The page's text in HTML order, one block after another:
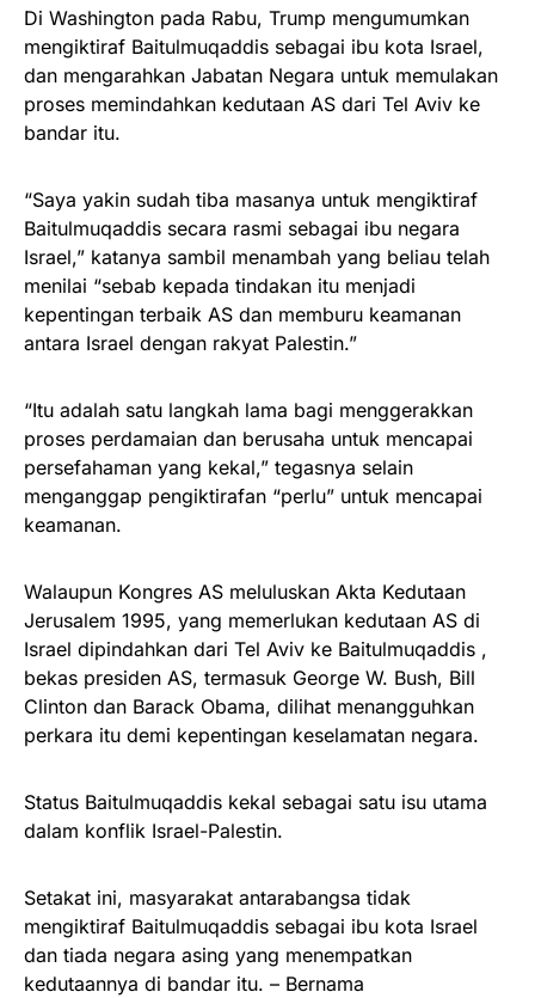
Di Washington pada Rabu, Trump mengumumkan
mengiktiraf Baitulmuqaddis sebagai ibu kota Israel,
dan mengarahkan Jabatan Negara untuk memulakan
proses memindahkan kedutaan AS dari Tel Aviv ke
bandar itu.
“Saya yakin sudah tiba masanya untuk mengiktiraf
Baitulmuqaddis secara rasmi sebagai ibu negara
Israel,” katanya sambil menambah yang beliau telah
menilai “sebab kepada tindakan itu menjadi
kepentingan terbaik AS dan memburu keamanan
antara Israel dengan rakyat Palestin.”
“Itu adalah satu langkah lama bagi menggerakkan
proses perdamaian dan berusaha untuk mencapai
persefahaman yang kekal,” tegasnya selain
menganggap pengiktirafan “perlu” untuk mencapai
keamanan.
Walaupun Kongres AS meluluskan Akta Kedutaan
Jerusalem 1995, yang memerlukan kedutaan AS di
Israel dipindahkan dari Tel Aviv ke Baitulmuqaddis ,
bekas presiden AS, termasuk George W. Bush, Bill
Clinton dan Barack Obama, dilihat menangguhkan
perkara itu demi kepentingan keselamatan negara.
Status Baitulmuqaddis kekal sebagai satu isu utama
dalam konflik Israel-Palestin.
Setakat ini, masyarakat antarabangsa tidak
mengiktiraf Baitulmuqaddis sebagai ibu kota Israel
dan tiada negara asing yang menempatkan
kedutaannya di bandar itu. – Bernama